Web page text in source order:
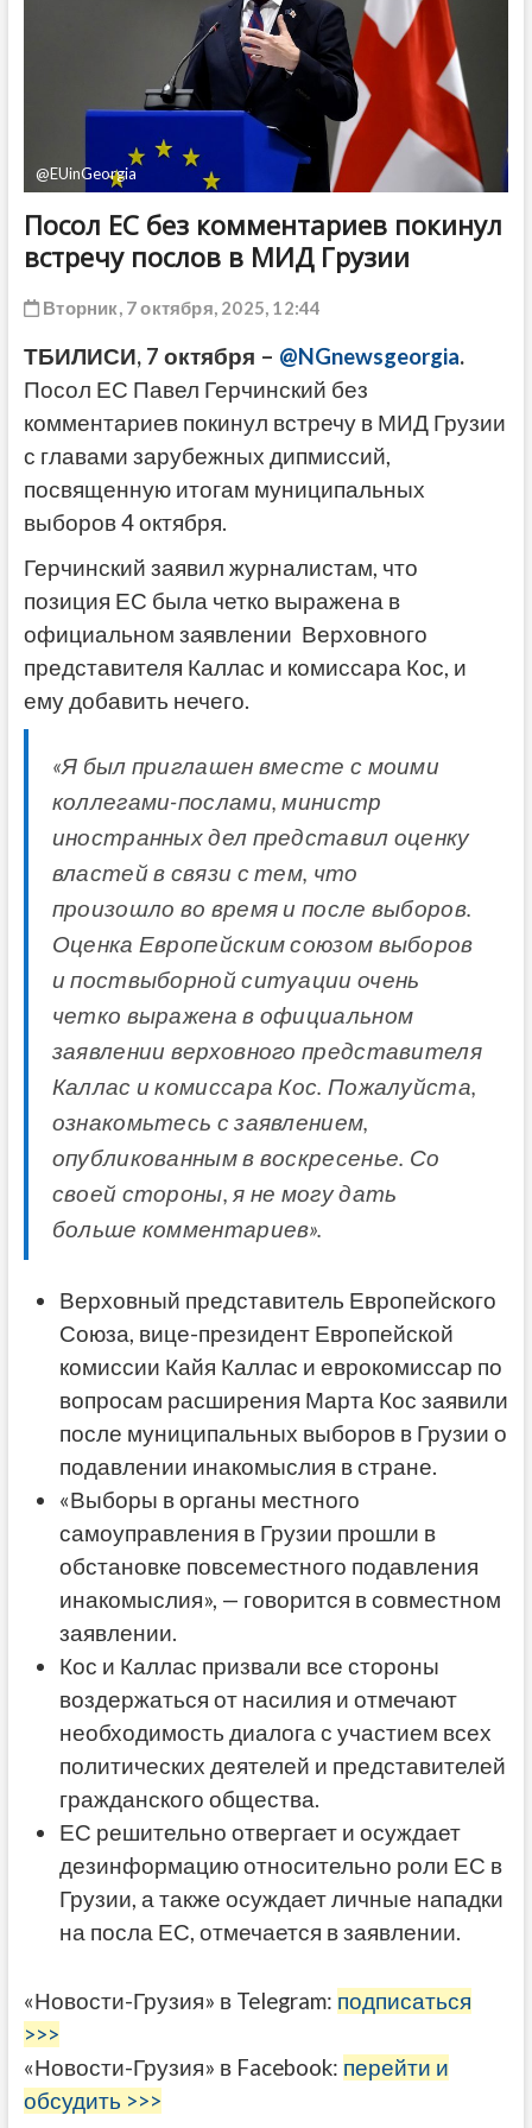
@EUinGeorgia
Посол ЕС без комментариев покинул
встречу послов в МИД Грузии
Вторник, 7 октября, 2025, 12:44
ТБИЛИСИ, 7 октября – @NGnewsgeorgia.
Посол ЕС Павел Герчинский без
комментариев покинул встречу в МИД Грузии
с главами зарубежных дипмиссий,
посвященную итогам муниципальных
выборов 4 октября.
Герчинский заявил журналистам, что
позиция ЕС была четко выражена в
официальном заявлении Верховного
представителя Каллас и комиссара Кос, и
ему добавить нечего.
«Я был приглашен вместе с моими
коллегами-послами, министр
иностранных дел представил оценку
властей в связи с тем, что
произошло во время и после выборов.
Оценка Европейским союзом выборов
и поствыборной ситуации очень
четко выражена в официальном
заявлении верховного представителя
Каллас и комиссара Кос. Пожалуйста,
ознакомьтесь с заявлением,
опубликованным в воскресенье. Со
своей стороны, я не могу дать
больше комментариев».
Верховный представитель Европейского
Союза, вице-президент Европейской
комиссии Кайя Каллас и еврокомиссар по
вопросам расширения Марта Кос заявили
после муниципальных выборов в Грузии о
подавлении инакомыслия в стране.
«Выборы в органы местного
самоуправления в Грузии прошли в
обстановке повсеместного подавления
инакомыслия», — говорится в совместном
заявлении.
Кос и Каллас призвали все стороны
воздержаться от насилия и отмечают
необходимость диалога с участием всех
политических деятелей и представителей
гражданского общества.
ЕС решительно отвергает и осуждает
дезинформацию относительно роли ЕС в
Грузии, а также осуждает личные нападки
на посла ЕС, отмечается в заявлении.
«Новости-Грузия» в Telegram: подписаться
>>>
«Новости-Грузия» в Facebook: перейти и
обсудить >>>